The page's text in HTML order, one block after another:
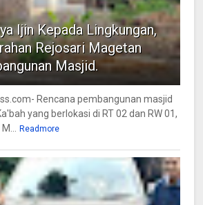
Ijin Kepada Lingkungan,
Rejosari Magetan
Masjid.
Rencana pembangunan masjid
yang berlokasi di RT 02 dan RW 01,
Readmore